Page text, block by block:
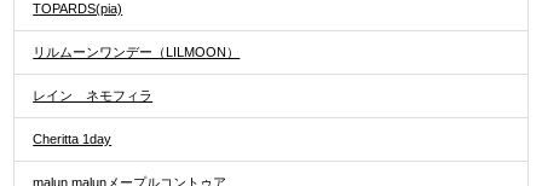
TOPARDS(pia)
リルムーンワンデー（LILMOON）
レイン ネモフィラ
Cheritta 1day
malun malunメープルコントゥア